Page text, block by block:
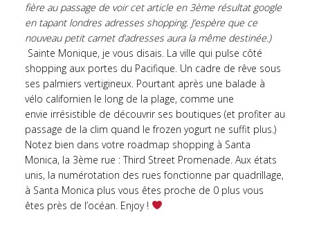
fière au passage de voir cet article en 3ème résultat google
en tapant londres adresses shopping. J’espère que ce
nouveau petit carnet d’adresses aura la même destinée.)
Sainte Monique, je vous disais. La ville qui pulse côté
shopping aux portes du Pacifique. Un cadre de rêve sous
ses palmiers vertigineux. Pourtant après une balade à
vélo californien le long de la plage, comme une
envie irrésistible de découvrir ses boutiques (et profiter au
passage de la clim quand le frozen yogurt ne suffit plus.)
Notez bien dans votre roadmap shopping à Santa
Monica, la 3ème rue : Third Street Promenade. Aux états
unis, la numérotation des rues fonctionne par quadrillage,
à Santa Monica plus vous êtes proche de 0 plus vous
êtes près de l’océan. Enjoy !